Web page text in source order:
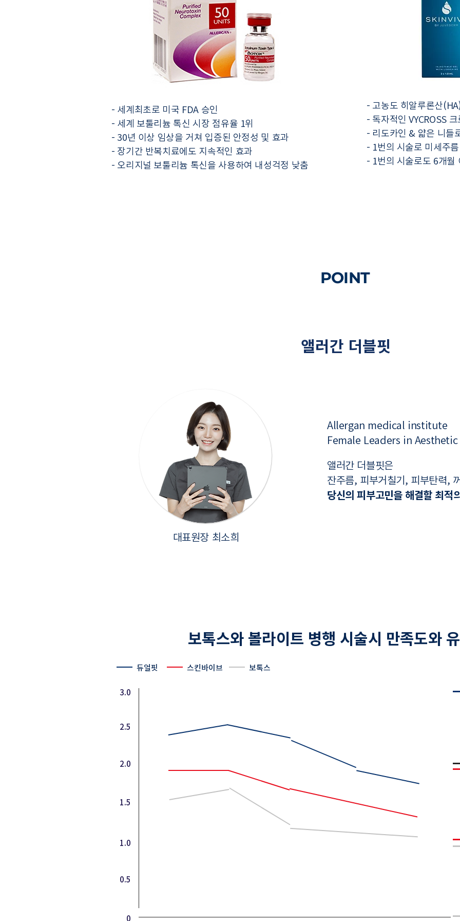
- 세계최초로 미국 FDA 승인
- 세계 보툴리늄 톡신 시장 점유율 1위
- 30년 이상 임상을 거쳐 입증된 안정성 및 효과
- 장기간 반복치료에도 지속적인 효과
- 오리지널 보툴리늄 톡신을 사용하여 내성걱정 낮춤
- 고농도 히알루론산
- 독자적인 VYCROSS
- 리도카인 & 얇은 니들
- 1번의 시술로 미세주
- 1번의 시술로도 6개월
POINT
앨러간 더블핏
Allergan medical institute
Female Leaders in
앨러간 더블핏은
잔주름, 피부거칠기, 피부탄력,
당신의 피부고민을 해결할 최적
대표원장 최소희
보톡스와 볼라이트 병행 시술시 만족도와
듀얼핏 스킨바이브 보톡스
3.0
2.5
2.0
1.5
1.0
0.5
0